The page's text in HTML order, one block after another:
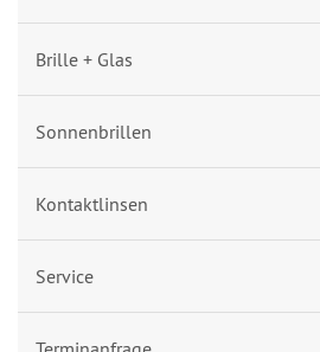
Brille + Glas
Sonnenbrillen
Kontaktlinsen
Service